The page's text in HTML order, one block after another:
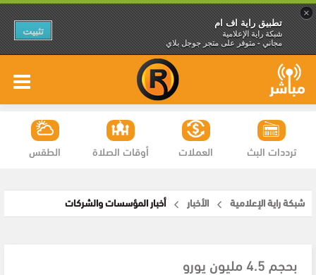
×
تطبيق راية اف ام
شبكة راية الإعلامية
مجاني - متوفر على متجر جوجل بلاي
تثبيت
الطقس أوقات الصلاة العملات ترددات البث
شبكة راية الإعلامية الأخبار أخبار المؤسسات والشركات
بحجم 4.5 مليون يورو